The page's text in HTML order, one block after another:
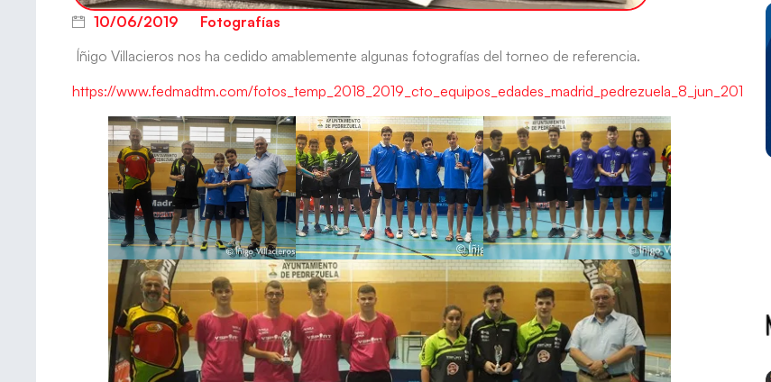
10/06/2019
Fotografías
Íñigo Villacieros nos ha cedido amablemente algunas fotografías del torneo de referencia.
https://www.fedmadtm.com/fotos_temp_2018_2019_cto_equipos_edades_madrid_pedrezuela_8_jun_2019.php